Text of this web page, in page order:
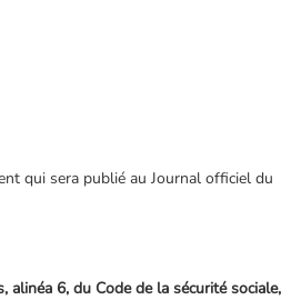
qui sera publié au Journal officiel du
6, du Code de la sécurité sociale,